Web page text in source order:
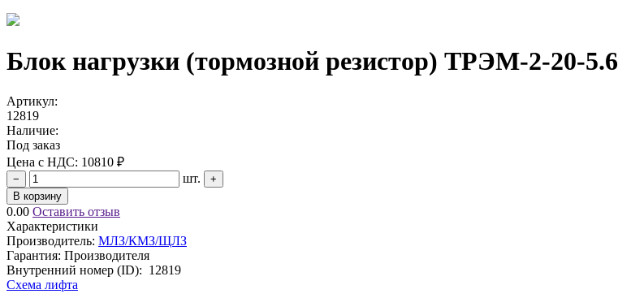
Блок нагрузки (тормозной резистор) ТРЭМ-2-20-5.6
Артикул:
12819
Наличие:
Под заказ
Цена с НДС: 10810 ₽
− шт.
+
В корзину
0.00 Оставить отзыв
Характеристики
Производитель: МЛЗ/КМЗ/ЩЛЗ
Гарантия: Производителя
Внутренний номер (ID): 12819
Схема лифта